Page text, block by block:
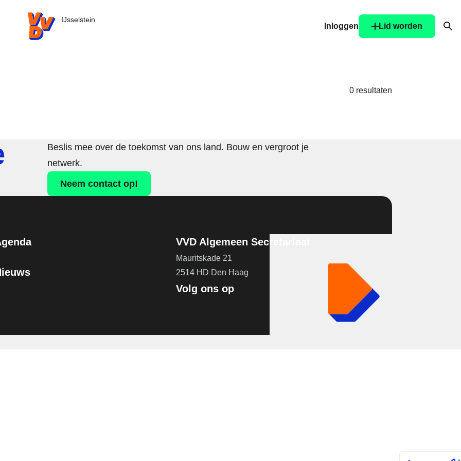
VVD.nl - Ga naar de homepage
IJsselstein
Inloggen
Lid worden
0 resultaten
Beslis mee over de toekomst van ons land. Bouw en vergroot je
netwerk.
Neem contact op!
VVD Algemeen Secretariaat
Mauritskade 21
2514 HD Den Haag
Volg ons op